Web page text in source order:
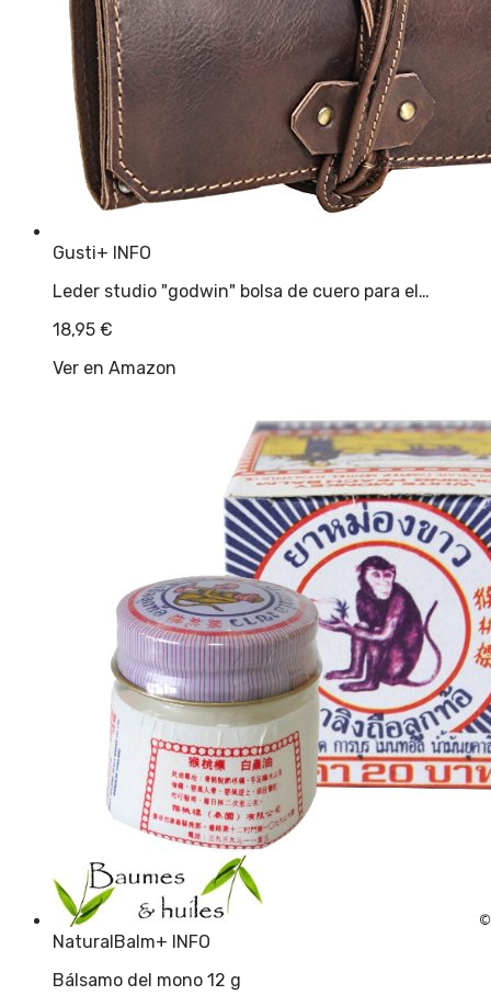
Gusti+ INFO
Leder studio "godwin" bolsa de cuero para el…
18,95 €
Ver en Amazon
NaturalBalm+ INFO
Bálsamo del mono 12 g